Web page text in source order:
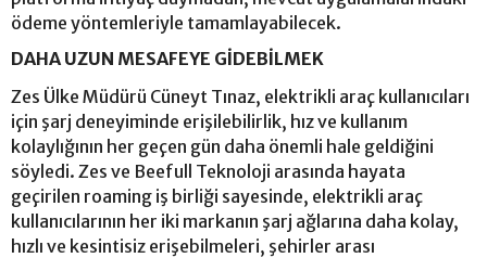
ödeme yöntemleriyle tamamlayabilecek.
DAHA UZUN MESAFEYE GİDEBİLMEK
Zes Ülke Müdürü Cüneyt Tınaz, elektrikli araç kullanıcıları
için şarj deneyiminde erişilebilirlik, hız ve kullanım
kolaylığının her geçen gün daha önemli hale geldiğini
söyledi. Zes ve Beefull Teknoloji arasında hayata
geçirilen roaming iş birliği sayesinde, elektrikli araç
kullanıcılarının her iki markanın şarj ağlarına daha kolay,
hızlı ve kesintisiz erişebilmeleri, şehirler arası